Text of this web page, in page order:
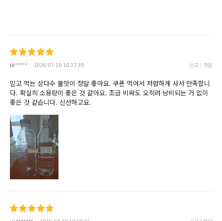
tk***** 2026-07-10 10:37:39 신고 / 차단
믿고 먹는 삼다수 물맛이 정말 좋아요. 쿠폰 먹여서 저렴하게 사서 만족합니
다. 확실히 소용량이 좋은 것 같아요. 조금 비싸도 오히려 낭비되는 거 없이
좋은 것 같습니다. 신선하고요.